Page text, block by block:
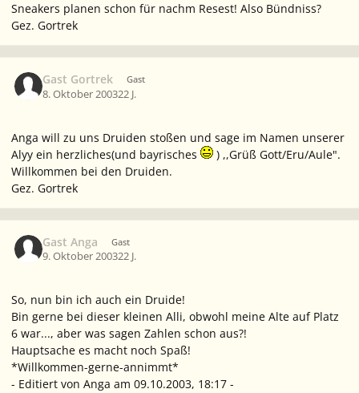
Sneakers planen schon für nachm Resest! Also Bündniss?
Gez. Gortrek
Gast Gortrek Gast
8. Oktober 200322 J.
Anga will zu uns Druiden stoßen und sage im Namen unserer
Alyy ein herzliches(und bayrisches
) ,,Grüß Gott/Eru/Aule".
Willkommen bei den Druiden.
Gez. Gortrek
Gast Anga Gast
9. Oktober 200322 J.
So, nun bin ich auch ein Druide!
Bin gerne bei dieser kleinen Alli, obwohl meine Alte auf Platz
6 war..., aber was sagen Zahlen schon aus?!
Hauptsache es macht noch Spaß!
*Willkommen-gerne-annimmt*
- Editiert von Anga am 09.10.2003, 18:17 -